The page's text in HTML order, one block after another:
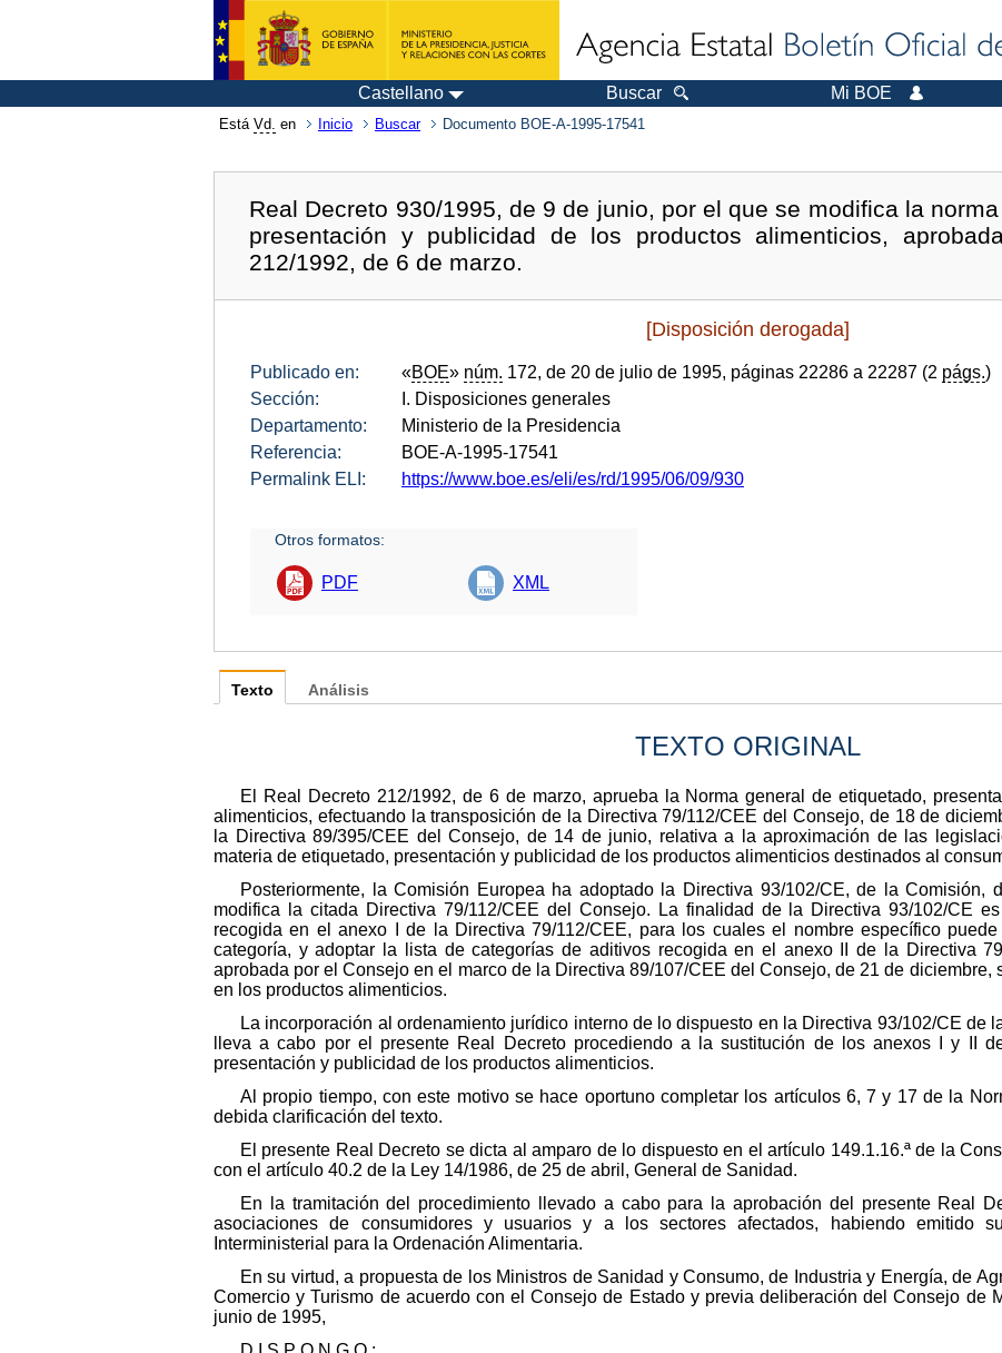
Castellano Buscar Mi BOE
Está Vd. en Inicio Buscar Documento BOE-A-1995-17541
Real Decreto 930/1995, de 9 de junio, por el que se modifica la
presentación y publicidad de los productos alimenticios,
212/1992, de 6 de marzo.
[Disposición derogada]
Publicado en: «BOE» núm. 172, de 20 de julio de 1995, páginas 22286 a 22287 (2 págs.)
Sección:
I. Disposiciones generales
Departamento:
Ministerio de la Presidencia
Referencia:
BOE-A-1995-17541
Permalink ELI:
https://www.boe.es/eli/es/rd/1995/06/09/930
Otros formatos:
PDF XML
Texto
TEXTO ORIGINAL
El Real Decreto 212/1992, de 6 de marzo, aprueba la Norma general de etiquetado,
alimenticios, efectuando la transposición de la Directiva 79/112/CEE del Consejo, de 18 de
la Directiva 89/395/CEE del Consejo, de 14 de junio, relativa a la aproximación de las
materia de etiquetado, presentación y publicidad de los productos alimenticios destinados al
Posteriormente, la Comisión Europea ha adoptado la Directiva 93/102/CE, de la
modifica la citada Directiva 79/112/CEE del Consejo. La finalidad de la Directiva 93/102/CE
recogida en el anexo I de la Directiva 79/112/CEE, para los cuales el nombre específico
categoría, y adoptar la lista de categorías de aditivos recogida en el anexo II de la Directiva
aprobada por el Consejo en el marco de la Directiva 89/107/CEE del Consejo, de 21 de diciembre,
en los productos alimenticios.
La incorporación al ordenamiento jurídico interno de lo dispuesto en la Directiva 93/102/CE de
lleva a cabo por el presente Real Decreto procediendo a la sustitución de los anexos I y II
presentación y publicidad de los productos alimenticios.
Al propio tiempo, con este motivo se hace oportuno completar los artículos 6, 7 y 17 de la
debida clarificación del texto.
El presente Real Decreto se dicta al amparo de lo dispuesto en el artículo 149.1.16.ª de la
con el artículo 40.2 de la Ley 14/1986, de 25 de abril, General de Sanidad.
En la tramitación del procedimiento llevado a cabo para la aprobación del presente Real
asociaciones de consumidores y usuarios y a los sectores afectados, habiendo emitido
Interministerial para la Ordenación Alimentaria.
En su virtud, a propuesta de los Ministros de Sanidad y Consumo, de Industria y Energía, de
Comercio y Turismo de acuerdo con el Consejo de Estado y previa deliberación del Consejo de
junio de 1995,
Análisis